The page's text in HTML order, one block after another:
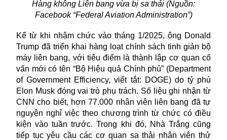
Hàng không Liên bang vừa bị sa thải (Nguồn:
Facebook “Federal Aviation Administration”)
Kể từ khi nhậm chức vào tháng 1/2025, ông Donald
Trump đã triển khai hàng loạt chính sách tinh giản bộ
máy liên bang, với tiêu điểm là thành lập cơ quan cố
vấn mới có tên “Bộ Hiệu quả Chính phủ” (Department
of Government Efficiency, viết tắt: DOGE) do tỷ phú
Elon Musk đóng vai trò phụ trách. Số liệu ghi nhận từ
CNN cho biết, hơn 77.000 nhân viên liên bang đã tự
nguyện nghỉ việc theo chương trình từ chức có điều
kiện vào tuần trước. Trong khi đó, Nhà Trắng cũng
tiếp tục yêu cầu các cơ quan sa thải nhân viên thử